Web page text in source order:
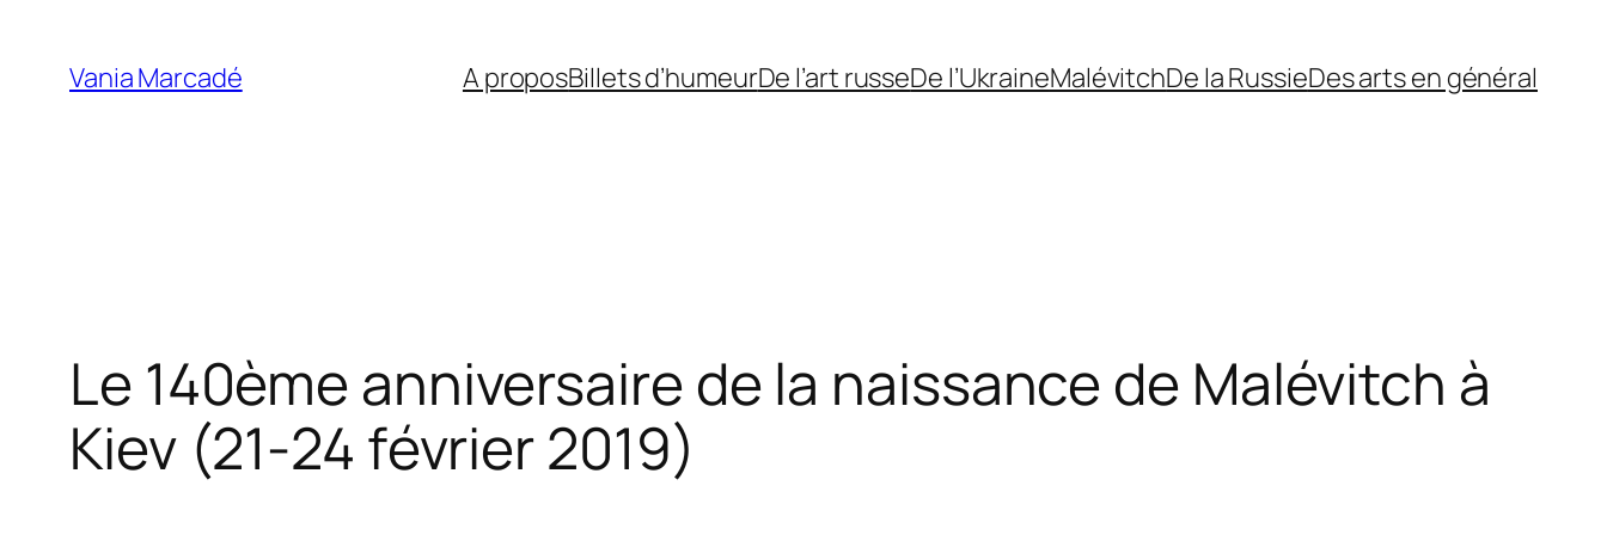
contenu
Vania Marcadé A proposBillets d’humeurDe l’art russeDe l’UkraineMalévitchDe la RussieDes arts en général
Le 140ème anniversaire de la naissance de Malévitch à
Kiev (21-24 février 2019)